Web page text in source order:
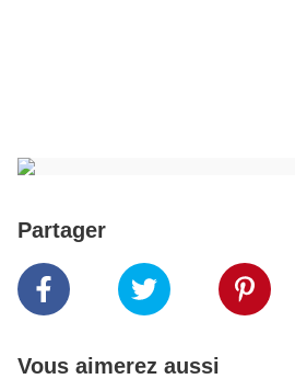
Partager
Vous aimerez aussi